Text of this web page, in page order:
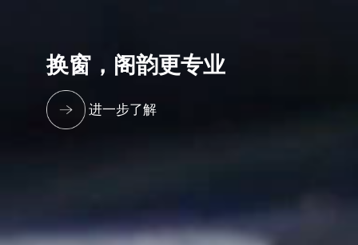
换窗，阁韵更专业
进一步了解